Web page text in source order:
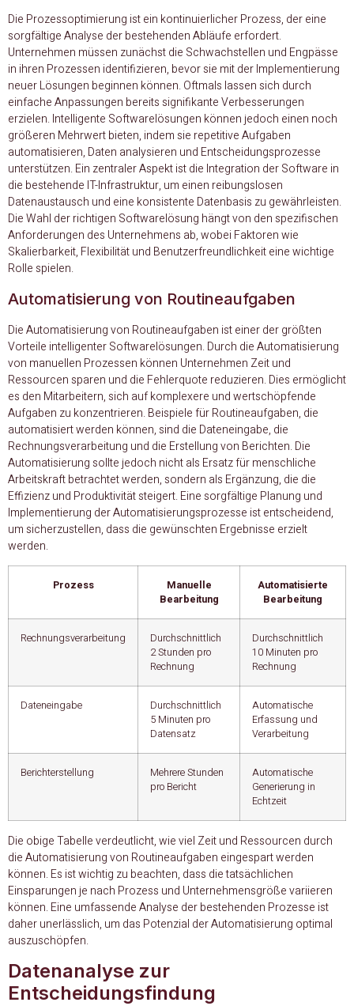
Die Prozessoptimierung ist ein kontinuierlicher Prozess, der eine
sorgfältige Analyse der bestehenden Abläufe erfordert.
Unternehmen müssen zunächst die Schwachstellen und Engpässe
in ihren Prozessen identifizieren, bevor sie mit der Implementierung
neuer Lösungen beginnen können. Oftmals lassen sich durch
einfache Anpassungen bereits signifikante Verbesserungen
erzielen. Intelligente Softwarelösungen können jedoch einen noch
größeren Mehrwert bieten, indem sie repetitive Aufgaben
automatisieren, Daten analysieren und Entscheidungsprozesse
unterstützen. Ein zentraler Aspekt ist die Integration der Software in
die bestehende IT-Infrastruktur, um einen reibungslosen
Datenaustausch und eine konsistente Datenbasis zu gewährleisten.
Die Wahl der richtigen Softwarelösung hängt von den spezifischen
Anforderungen des Unternehmens ab, wobei Faktoren wie
Skalierbarkeit, Flexibilität und Benutzerfreundlichkeit eine wichtige
Rolle spielen.
Automatisierung von Routineaufgaben
Die Automatisierung von Routineaufgaben ist einer der größten
Vorteile intelligenter Softwarelösungen. Durch die Automatisierung
von manuellen Prozessen können Unternehmen Zeit und
Ressourcen sparen und die Fehlerquote reduzieren. Dies ermöglicht
es den Mitarbeitern, sich auf komplexere und wertschöpfende
Aufgaben zu konzentrieren. Beispiele für Routineaufgaben, die
automatisiert werden können, sind die Dateneingabe, die
Rechnungsverarbeitung und die Erstellung von Berichten. Die
Automatisierung sollte jedoch nicht als Ersatz für menschliche
Arbeitskraft betrachtet werden, sondern als Ergänzung, die die
Effizienz und Produktivität steigert. Eine sorgfältige Planung und
Implementierung der Automatisierungsprozesse ist entscheidend,
um sicherzustellen, dass die gewünschten Ergebnisse erzielt
werden.
Prozess
Manuelle
Bearbeitung
Automatisierte
Bearbeitung
Rechnungsverarbeitung
Durchschnittlich
2 Stunden pro
Rechnung
Durchschnittlich
10 Minuten pro
Rechnung
Dateneingabe
Durchschnittlich
5 Minuten pro
Datensatz
Automatische
Erfassung und
Verarbeitung
Berichterstellung
Mehrere Stunden
pro Bericht
Automatische
Generierung in
Echtzeit
Die obige Tabelle verdeutlicht, wie viel Zeit und Ressourcen durch
die Automatisierung von Routineaufgaben eingespart werden
können. Es ist wichtig zu beachten, dass die tatsächlichen
Einsparungen je nach Prozess und Unternehmensgröße variieren
können. Eine umfassende Analyse der bestehenden Prozesse ist
daher unerlässlich, um das Potenzial der Automatisierung optimal
auszuschöpfen.
Datenanalyse zur
Entscheidungsfindung